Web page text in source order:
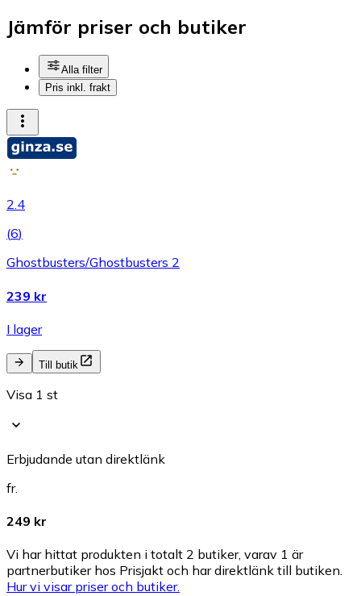
Jämför priser och butiker
Alla filter
Pris inkl. frakt
2.4
(6)
Ghostbusters/Ghostbusters 2
239 kr
I lager
Till butik
Visa 1 st
Erbjudande utan direktlänk
fr.
249 kr
Vi har hittat produkten i totalt 2 butiker, varav 1 är
partnerbutiker hos Prisjakt och har direktlänk till butiken.
Hur vi visar priser och butiker.